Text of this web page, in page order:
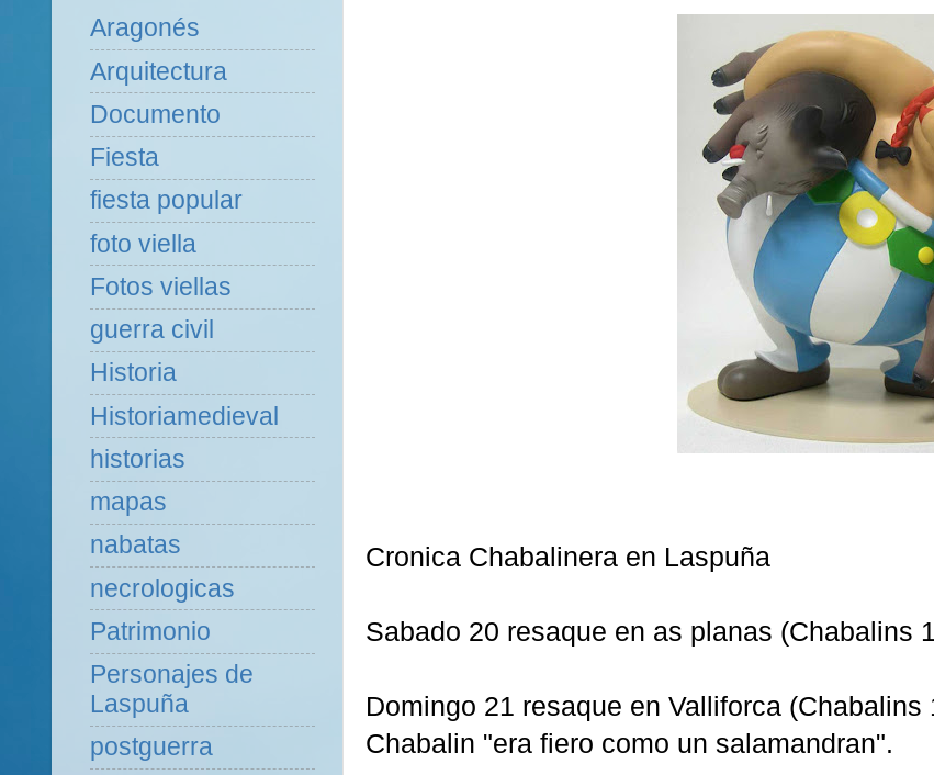
Cronica Chabalinera en Laspuña
Sabado 20 resaque en as planas (Chabalins
Domingo 21 resaque en Valliforca
Chabalin "era fiero como un salamandran".
Aragonés
Arquitectura
Documento
Fiesta
fiesta popular
foto viella
Fotos viellas
guerra civil
Historia
Historiamedieval
historias
mapas
nabatas
necrologicas
Patrimonio
Personajes de
Laspuña
postguerra